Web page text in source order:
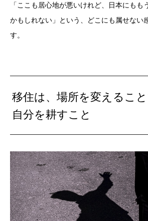
「ここも居心地が悪いけれど、日本にもも
かもしれない」という、どこにも属せない
す。
移住は、場所を変えること
自分を耕すこと